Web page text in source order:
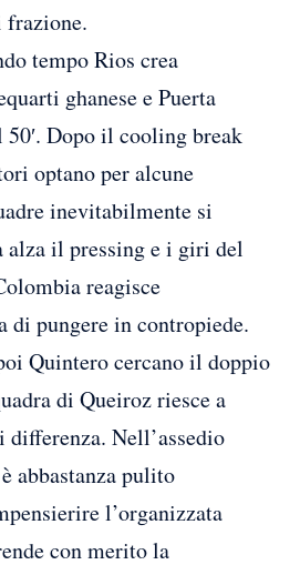
tempo Rios crea
ghanese e Puerta
Dopo il cooling break
optano per alcune
inevitabilmente si
alza il pressing e i giri del
reagisce
di pungere in contropiede.
Quintero cercano il doppio
di Queiroz riesce a
differenza. Nell’assedio
abbastanza pulito
l’organizzata
con merito la